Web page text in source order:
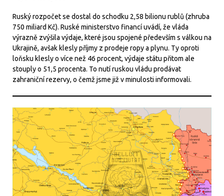
Ruský rozpočet se dostal do schodku 2,58 bilionu rublů (zhruba
750 miliard Kč). Ruské ministerstvo financí uvádí, že vláda
výrazně zvýšila výdaje, které jsou spojené především s válkou na
Ukrajině, avšak klesly příjmy z prodeje ropy a plynu. Ty oproti
loňsku klesly o více než 46 procent, výdaje státu přitom ale
stouply o 51,5 procenta. To nutí ruskou vládu prodávat
zahraniční rezervy, o čemž jsme již v minulosti informovali.